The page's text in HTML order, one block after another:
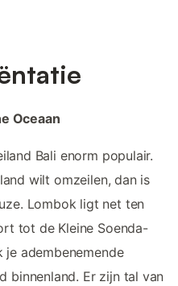
Oceaan
Bali enorm populair.
wilt omzeilen, dan is
Lombok ligt net ten
tot de Kleine Soenda-
adembenemende
binnenland. Er zijn tal van